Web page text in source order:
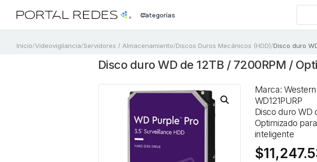
a
Categorías
Inicio/Videovigilancia/Servidores / Almacenamiento/Discos Duros Mecánicos (HDD)/Disco duro
Disco duro WD de 12TB / 7200RPM /
Marca:
WD121PURP
Disco duro WD
Optimizado
inteligente
$